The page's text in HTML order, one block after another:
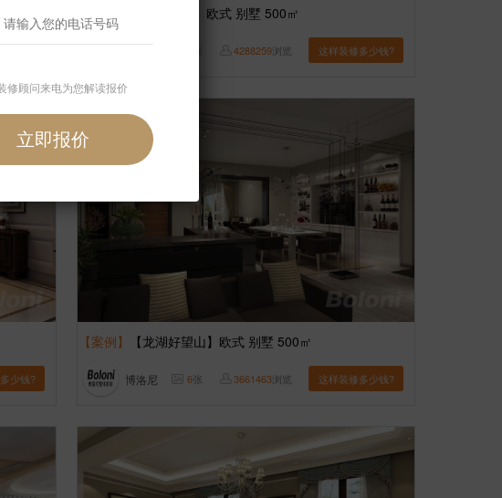
【案例】 【远洋天著】欧式 别墅 500㎡
4288259浏览 这样装修多少钱?
少钱?
【案例】 【龙湖好望山】欧式 别墅 500㎡
博洛尼 6张 3661463浏览 这样装修多少钱?
修顾问来电为您解读报价